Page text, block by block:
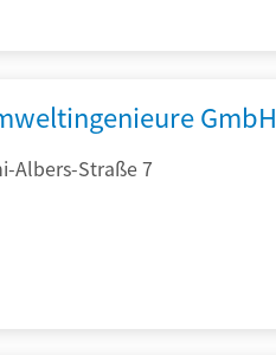
GmbH
Albers-Straße 7